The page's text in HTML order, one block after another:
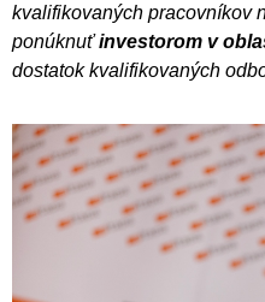
kvalifikovaných pracovníkov
ponúknuťinvestorom v
dostatok kvalifikovaných